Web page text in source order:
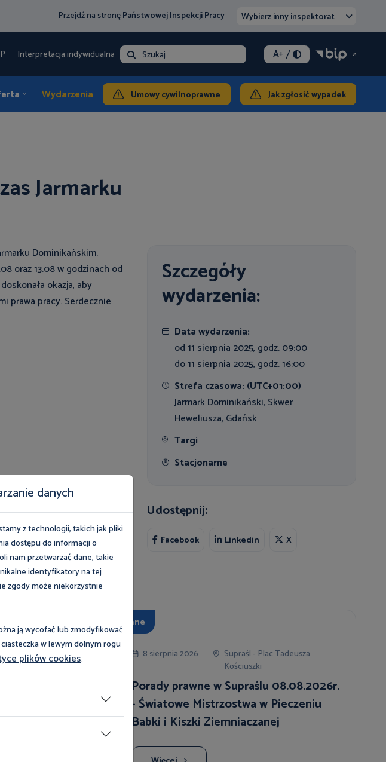
Przejdź na stronęPaństwowej Inspekcji Pracy Wybierz inny inspektorat
Interpretacja indywidualna - opłataSzukaj A+/
Wydarzenia KontaktUmowy cywilnoprawne Jak zgłosić wypadek
Jarmarku
Dominikańskim.
oraz 13.08 w godzinach od
okazja, aby
prawa pracy. Serdecznie
Szczegóły
wydarzenia:
Data wydarzenia:
od 11 sierpnia 2025, godz. 09:00
do 11 sierpnia 2025, godz. 16:00
Strefa czasowa: (UTC+01:00)
Jarmark Dominikański, Skwer
Heweliusza, Gdańsk
Targi
Stacjonarne
Udostępnij:
Facebook Linkedin X
Czarną Hańczą
Inne
8 sierpnia 2026
Supraśl - Plac Tadeusza
Kościuszki
Porady prawne w Supraślu 08.08.2026r.
- Światowe Mistrzostwa w Pieczeniu
Babki i Kiszki Ziemniaczanej
danych
z technologii, takich jak pliki
dostępu do informacji o
nam przetwarzać dane, takie
identyfikatory na tej
zgody może niekorzystnie
ją wycofać lub zmodyfikować
w lewym dolnym rogu
plików cookies.